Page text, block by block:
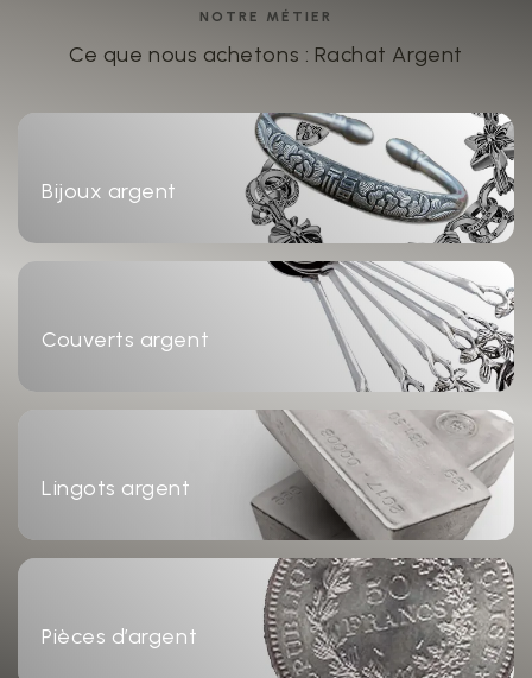
NOTRE MÉTIER
Ce que nous achetons : Rachat Argent
Bijoux argent
Couverts argent
Lingots argent
Pièces d’argent